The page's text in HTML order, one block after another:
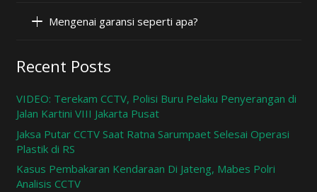
Mengenai garansi seperti apa?
Recent Posts
VIDEO: Terekam CCTV, Polisi Buru Pelaku Penyerangan di
Jalan Kartini VIII Jakarta Pusat
Jaksa Putar CCTV Saat Ratna Sarumpaet Selesai Operasi
Plastik di RS
Kasus Pembakaran Kendaraan Di Jateng, Mabes Polri
Analisis CCTV